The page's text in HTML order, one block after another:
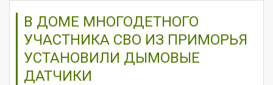
В ДОМЕ МНОГОДЕТНОГО
УЧАСТНИКА СВО ИЗ ПРИМОРЬЯ
УСТАНОВИЛИ ДЫМОВЫЕ
ДАТЧИКИ